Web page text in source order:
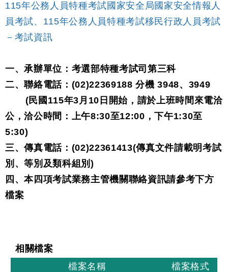
115年公務人員特種考試國家安全局國家安全情報人
員考試、115年公務人員特種考試移民行政人員考試
－考試資訊
一、承辦單位：考選部特種考試司第三科
二、聯絡電話：(02)22369188 分機 3948、3949
(民國115年3月10日開始，請於上班時間來電洽
公，洽公時間：上午8:30至12:00，下午1:30至
5:30)
三、傳真電話：(02)22361413(傳真文件請載明考試
別、等別及類科組別)
四、本四項考試業務主管機關聯絡資訊請參考下方
檔案
相關檔案
檔案名稱
檔案格式